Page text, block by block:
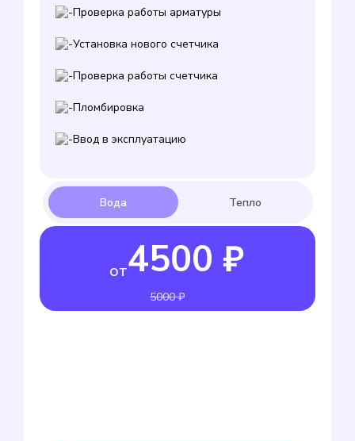
Проверка работы арматуры
Установка нового счетчика
Проверка работы счетчика
Пломбировка
Ввод в эксплуатацию
от4500 ₽
5000 ₽